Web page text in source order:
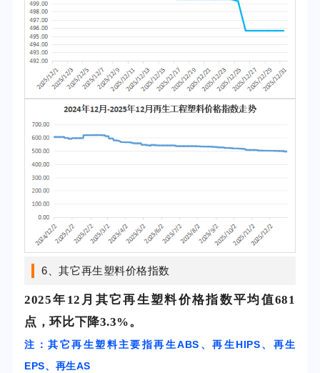
6、其它再生塑料价格指数
2025年12 月其它再生塑料价格指数平均值681
点，环比下降3.3%。
注：其它再生塑料主要指再生ABS、再生HIPS、再生
EPS、再生AS